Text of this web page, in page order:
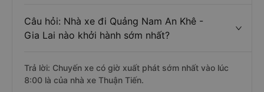
Câu hỏi: Nhà xe đi Quảng Nam An Khê -
Gia Lai nào khởi hành sớm nhất?
Trả lời: Chuyến xe có giờ xuất phát sớm nhất vào lúc
8:00 là của nhà xe Thuận Tiến.